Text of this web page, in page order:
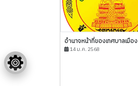
อำนาจหน้าที่ของเทศบาลเมือง
14 ม.ค. 2568